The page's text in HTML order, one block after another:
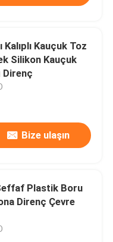
Kalıplı Kauçuk Toz
Silikon Kauçuk
Direnç
Bize ulaşın
Plastik Boru
Direnç Çevre